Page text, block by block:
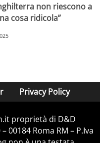
non riescono a
cosa ridicola”
Privacy Policy
proprietà di D&D
00184 Roma RM – P.Iva